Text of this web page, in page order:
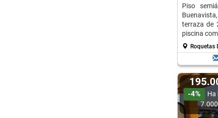
Piso
terraza de
piscina
Roquetas
-4%
Ha